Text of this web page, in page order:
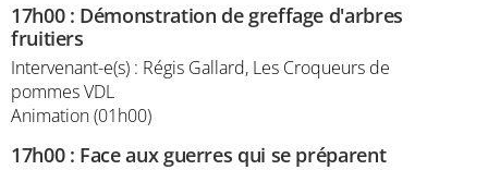
17h00: Démonstration de greffage d'arbres
fruitiers
Intervenant-e(s) : Régis Gallard, Les Croqueurs de
pommes VDL
Animation (01h00)
17h00: Face aux guerres qui se préparent